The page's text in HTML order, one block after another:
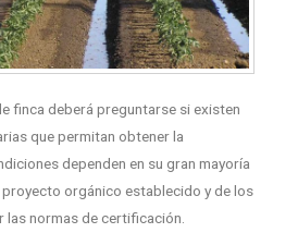
finca deberá preguntarse si existen
que permitan obtener la
dependen en su gran mayoría
orgánico establecido y de los
normas de certificación.